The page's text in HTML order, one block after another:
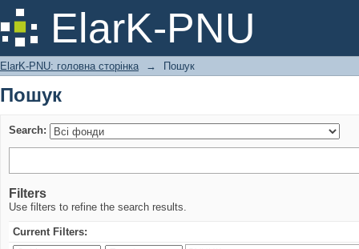
ElarK-PNU
Пошук
ElarK-PNU: головна сторінка → Пошук
Пошук
Search:
Filters
Use filters to refine the search results.
Current Filters: